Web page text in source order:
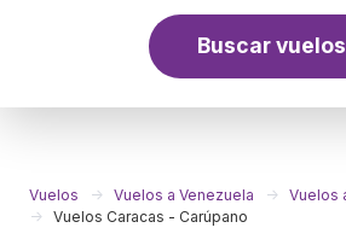
Buscar vuelos
Vuelos Vuelos a Venezuela
Vuelos
Vuelos Caracas - Carúpano